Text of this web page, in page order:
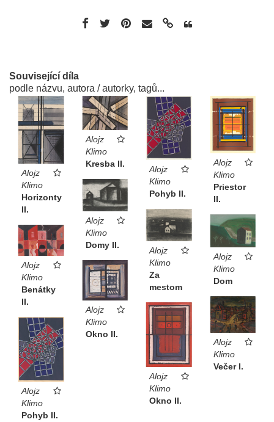
Související díla
podle názvu, autora / autorky, tagů...
Alojz
Klimo
Horizonty
II.
Alojz
Klimo
Kresba II.
Alojz
Klimo
Pohyb II.
Alojz
Klimo
Priestor
II.
Alojz
Klimo
Domy II.
Alojz
Klimo
Za
mestom
Alojz
Klimo
Dom
Alojz
Klimo
Benátky
II.
Alojz
Klimo
Okno II.
Alojz
Klimo
Večer I.
Alojz
Klimo
Okno II.
Alojz
Klimo
Pohyb II.